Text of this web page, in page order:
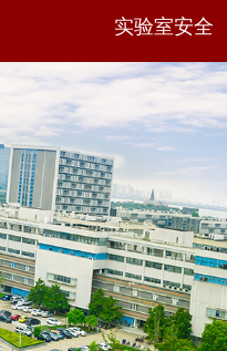
实验室安全